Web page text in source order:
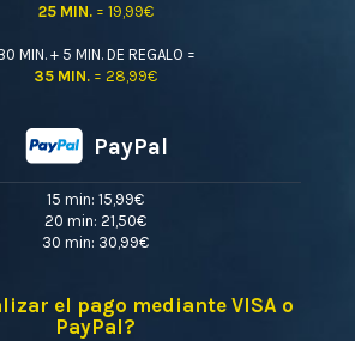
25 MIN.= 19,99€
MIN. + 5 MIN. DE REGALO =
35 MIN. = 28,99€
PayPal
15 min: 15,99€
20 min: 21,50€
30 min: 30,99€
el pago mediante VISA o
PayPal?